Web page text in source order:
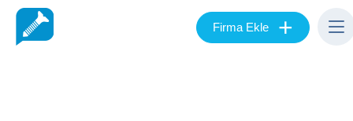
Firma Ekle +